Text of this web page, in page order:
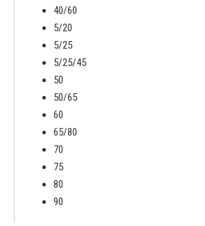
40/60
5/20
5/25
5/25/45
50
50/65
60
65/80
70
75
80
90